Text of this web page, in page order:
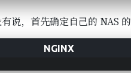
说，首先确定自己的 NAS 的